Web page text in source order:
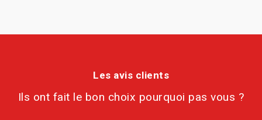
Les avis clients
Ils ont fait le bon choix pourquoi pas vous ?